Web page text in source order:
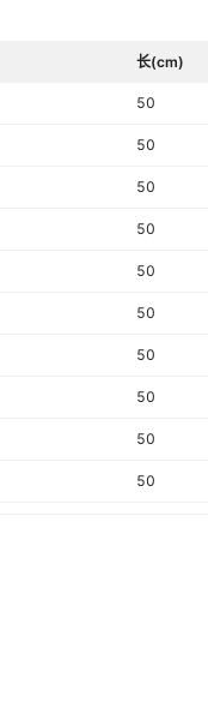
长(cm)
50
50
50
50
50
50
50
50
50
50